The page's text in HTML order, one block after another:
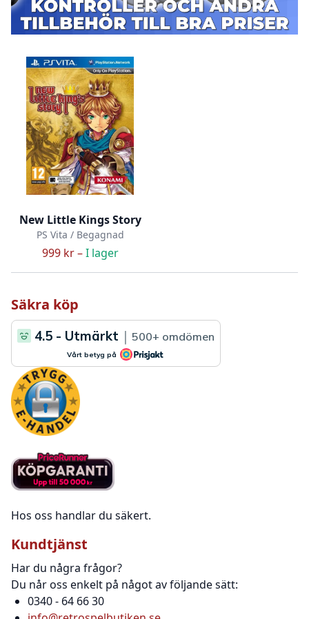
New Little Kings Story
PS Vita / Begagnad
999 kr –I lager
Säkra köp
Hos oss handlar du säkert.
Kundtjänst
Har du några frågor?
Du når oss enkelt på något av följande sätt:
0340 - 64 66 30